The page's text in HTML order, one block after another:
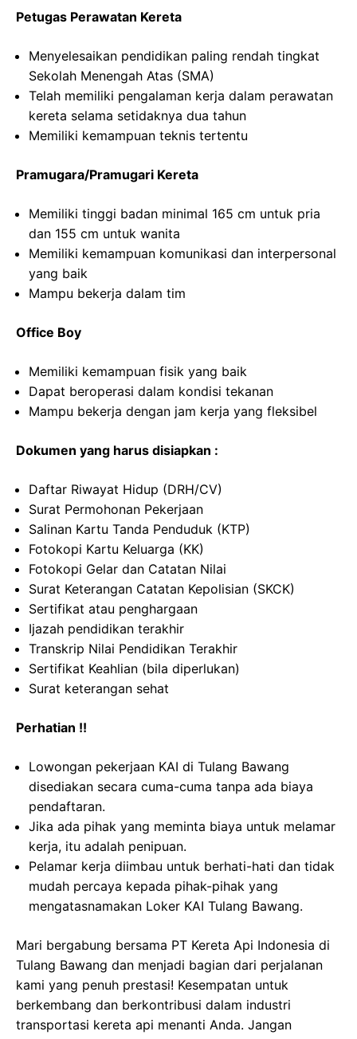
Petugas Perawatan Kereta
Menyelesaikan pendidikan paling rendah tingkat
Sekolah Menengah Atas (SMA)
Telah memiliki pengalaman kerja dalam perawatan
kereta selama setidaknya dua tahun
Memiliki kemampuan teknis tertentu
Pramugara/Pramugari Kereta
Memiliki tinggi badan minimal 165 cm untuk pria
dan 155 cm untuk wanita
Memiliki kemampuan komunikasi dan interpersonal
yang baik
Mampu bekerja dalam tim
Office Boy
Memiliki kemampuan fisik yang baik
Dapat beroperasi dalam kondisi tekanan
Mampu bekerja dengan jam kerja yang fleksibel
Dokumen yang harus disiapkan :
Daftar Riwayat Hidup (DRH/CV)
Surat Permohonan Pekerjaan
Salinan Kartu Tanda Penduduk (KTP)
Fotokopi Kartu Keluarga (KK)
Fotokopi Gelar dan Catatan Nilai
Surat Keterangan Catatan Kepolisian (SKCK)
Sertifikat atau penghargaan
Ijazah pendidikan terakhir
Transkrip Nilai Pendidikan Terakhir
Sertifikat Keahlian (bila diperlukan)
Surat keterangan sehat
Perhatian !!
Lowongan pekerjaan KAI di Tulang Bawang
disediakan secara cuma-cuma tanpa ada biaya
pendaftaran.
Jika ada pihak yang meminta biaya untuk melamar
kerja, itu adalah penipuan.
Pelamar kerja diimbau untuk berhati-hati dan tidak
mudah percaya kepada pihak-pihak yang
mengatasnamakan Loker KAI Tulang Bawang.
Mari bergabung bersama PT Kereta Api Indonesia di
Tulang Bawang dan menjadi bagian dari perjalanan
kami yang penuh prestasi! Kesempatan untuk
berkembang dan berkontribusi dalam industri
transportasi kereta api menanti Anda. Jangan